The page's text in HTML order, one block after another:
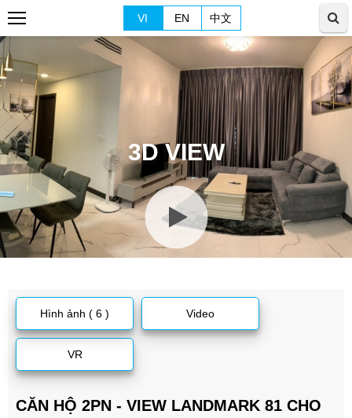
VI EN 中文
3D VIEW
Hình ảnh ( 6 ) Video
VR
CĂN HỘ 2PN - VIEW LANDMARK 81 CHO